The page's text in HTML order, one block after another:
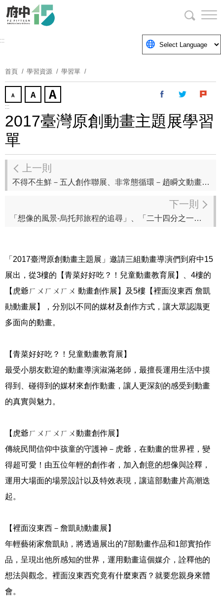
要
塊
:::
首頁 學習資源 學習單
:::
2017臺灣原創動畫主題展學習
單
上一則
不得不生鮮－五人創作聯展、非常態循環－趙瞬文動畫裝置展、動得隆咚鏘－動畫聯展
下一則
「想像的風景-烏托邦旅程的追尋」、「二十四分之一的殘影」特展學習單
「2017臺灣原創動畫主題展」邀請三組動畫導演們到府中15
展出，從3樓的【青菜好好吃？！兒童動畫教育展】、4樓的
【虎爺ㄏㄨㄏㄨㄏㄨ 動畫創作展】及5樓【裡面沒東西 詹凱
勛動畫展】，分別以不同的媒材及創作方式，讓大眾認識更
多面向的動畫。
【青菜好好吃？！兒童動畫教育展】
最受小朋友歡迎的動畫導演淑滿老師，最擅長運用生活中摸
得到、碰得到的媒材來創作動畫，讓人更深刻的感受到動畫
的真實與魅力。
【虎爺ㄏㄨㄏㄨㄏㄨ動畫創作展】
傳統民間信仰中孩童的守護神－虎爺，在動畫的世界裡，變
得超可愛！由五位年輕的創作者，加入創意的想像與詮釋，
運用大場面的場景設計以及特效表現，讓這部動畫片高潮迭
起。
【裡面沒東西－詹凱勛動畫展】
年輕藝術家詹凱勛，將透過展出的7部動畫作品和1部實拍作
品，呈現出他所感知的世界，運用動畫這個媒介，詮釋他的
想法與觀念。裡面沒東西究竟有什麼東西？就要您親身來體
會。